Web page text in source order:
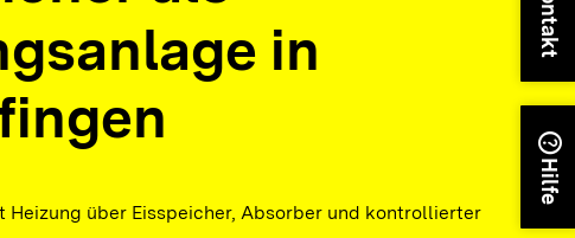
in
Heizung über Eisspeicher, Absorber und kontrollierter
Kontakt
help
Hilfe